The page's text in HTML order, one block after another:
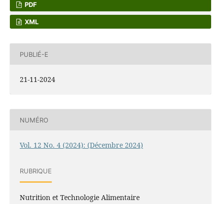
PDF
XML
PUBLIÉ-E
21-11-2024
NUMÉRO
Vol. 12 No. 4 (2024): (Décembre 2024)
RUBRIQUE
Nutrition et Technologie Alimentaire